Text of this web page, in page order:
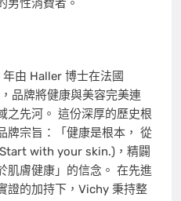
男性消費者。
由 Haller 博士在法國
品牌將健康與美容完美連
之先河。 這份深厚的歷史根
牌宗旨：「健康是根本， 從
with your skin.)，精闢
肌膚健康」的信念。 在先進
證的加持下，Vichy 秉持整